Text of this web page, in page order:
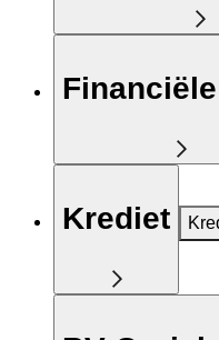
Krediet